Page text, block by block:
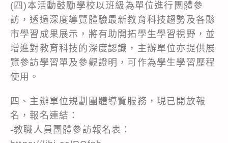
(四)本活動鼓勵學校以班級為單位進行團體參
訪，透過深度導覽體驗最新教育科技趨勢及各縣
市學習成果展示，將有助開拓學生學習視野，並
增進對教育科技的深度認識，主辦單位亦提供展
覽參訪學習單及參觀證明，可作為學生學習歷程
使用。
四、主辦單位規劃團體導覽服務，現已開放報
名，報名連結：
-教職人員團體參訪報名表：